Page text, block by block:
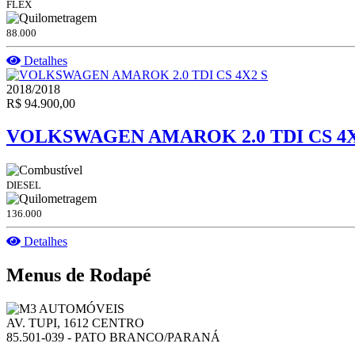
FLEX
88.000
Detalhes
2018/2018
R$ 94.900,00
VOLKSWAGEN AMAROK 2.0 TDI CS
DIESEL
136.000
Detalhes
Menus de Rodapé
AV. TUPI, 1612 CENTRO
85.501-039 - PATO BRANCO/PARANÁ